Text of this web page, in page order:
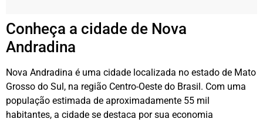
Conheça a cidade de Nova
Andradina
Nova Andradina é uma cidade localizada no estado de Mato
Grosso do Sul, na região Centro-Oeste do Brasil. Com uma
população estimada de aproximadamente 55 mil
habitantes, a cidade se destaca por sua economia